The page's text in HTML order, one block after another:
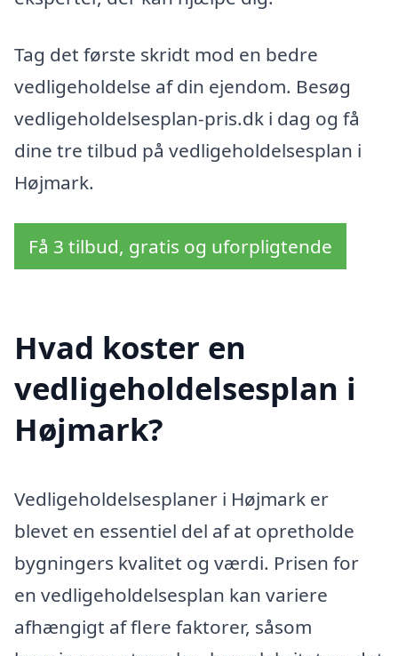
Tag det første skridt mod en bedre
vedligeholdelse af din ejendom. Besøg
vedligeholdelsesplan-pris.dk i dag og få
dine tre tilbud på vedligeholdelsesplan i
Højmark.
Få 3 tilbud, gratis og uforpligtende
Hvad koster en
vedligeholdelsesplan i
Højmark?
Vedligeholdelsesplaner i Højmark er
blevet en essentiel del af at opretholde
bygningers kvalitet og værdi. Prisen for
en vedligeholdelsesplan kan variere
afhængigt af flere faktorer, såsom